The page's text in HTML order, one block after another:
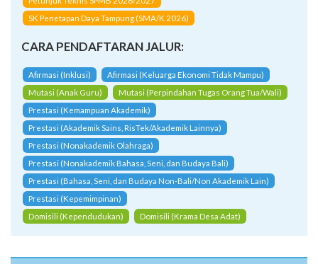
SK Penetapan Daya Tampung (SMA/K 2026)
CARA PENDAFTARAN JALUR:
Afirmasi (Inklusi)
Afirmasi (Keluarga Ekonomi Tidak Mampu)
Mutasi (Anak Guru)
Mutasi (Perpindahan Tugas Orang Tua/Wali)
Prestasi (Kemampuan Akademik)
Prestasi (Akademik Sains, RisTek/Akademik Lainnya)
Prestasi (Nonakademik Olahraga)
Prestasi (Nonakademik Bahasa, Seni, dan Budaya Bali)
Prestasi (Bahasa, Seni, dan Budaya Non-Bali/Non Akademik Lain)
Prestasi (Kepemimpinan)
Domisili (Kependudukan)
Domisili (Krama Desa Adat)